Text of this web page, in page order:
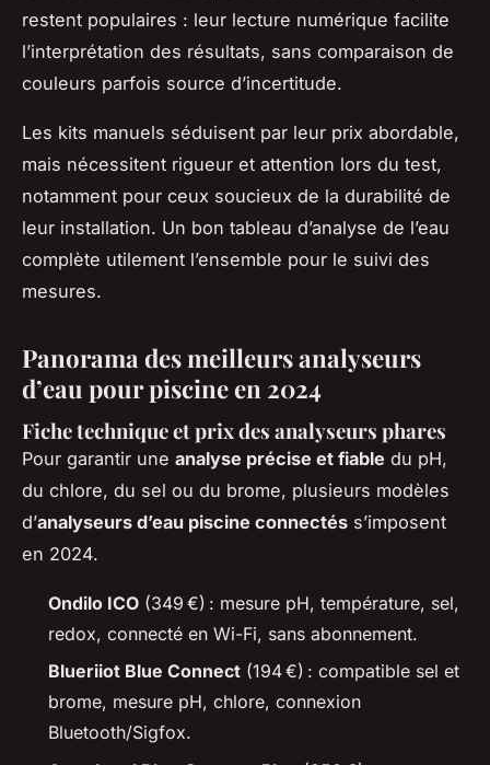
restent populaires : leur lecture numérique facilite
l’interprétation des résultats, sans comparaison de
couleurs parfois source d’incertitude.
Les kits manuels séduisent par leur prix abordable,
mais nécessitent rigueur et attention lors du test,
notamment pour ceux soucieux de la durabilité de
leur installation. Un bon tableau d’analyse de l’eau
complète utilement l’ensemble pour le suivi des
mesures.
Panorama des meilleurs analyseurs
d’eau pour piscine en 2024
Fiche technique et prix des analyseurs phares
Pour garantir une analyse précise et fiable du pH,
du chlore, du sel ou du brome, plusieurs modèles
d’analyseurs d’eau piscine connectés s’imposent
en 2024.
Ondilo ICO (349 €) : mesure pH, température, sel,
redox, connecté en Wi-Fi, sans abonnement.
Blueriiot Blue Connect (194 €) : compatible sel et
brome, mesure pH, chlore, connexion
Bluetooth/Sigfox.